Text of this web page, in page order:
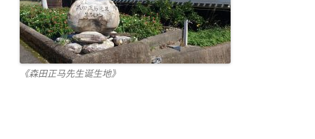
《森田正马先生诞生地》